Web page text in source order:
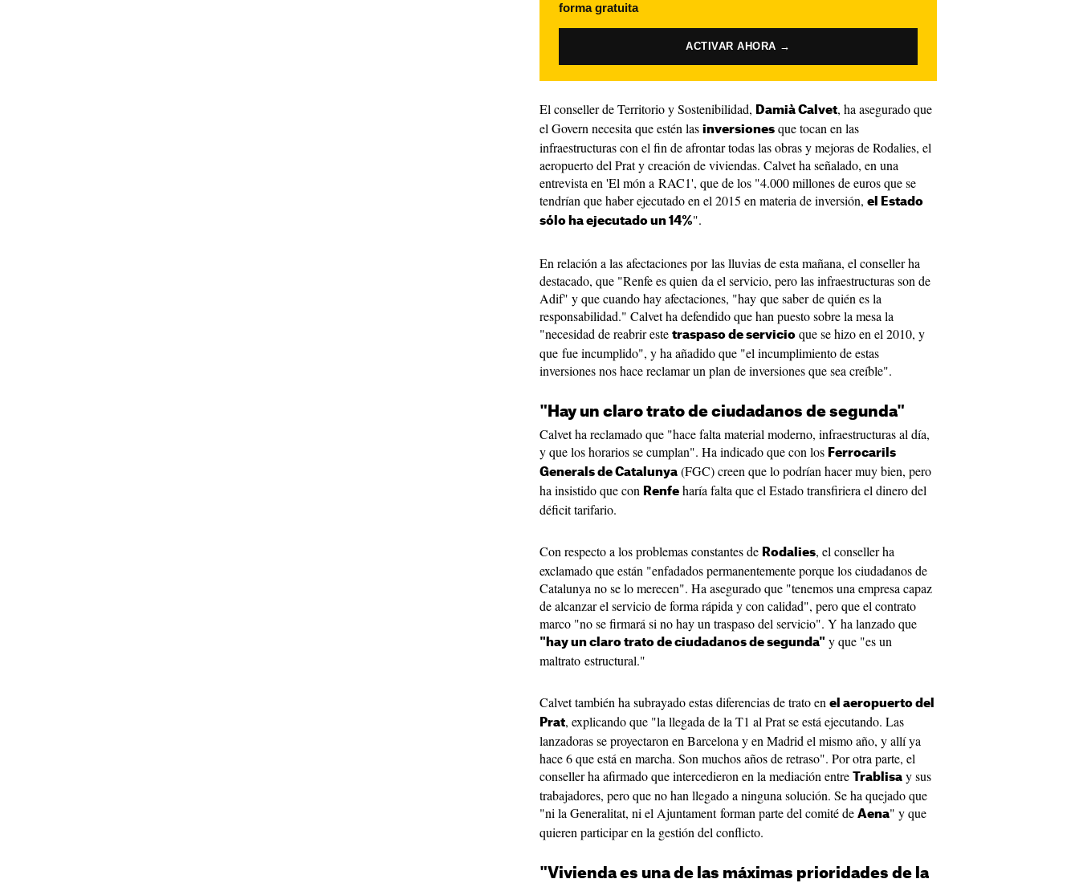
forma gratuita
ACTIVAR AHORA →
El conseller de Territorio y Sostenibilidad, Damià Calvet, ha asegurado que
el Govern necesita que estén las inversiones que tocan en las
infraestructuras con el fin de afrontar todas las obras y mejoras de Rodalies, el
aeropuerto del Prat y creación de viviendas. Calvet ha señalado, en una
entrevista en 'El món a RAC1', que de los "4.000 millones de euros que se
tendrían que haber ejecutado en el 2015 en materia de inversión, el Estado
sólo ha ejecutado un 14%".
En relación a las afectaciones por las lluvias de esta mañana, el conseller ha
destacado, que "Renfe es quien da el servicio, pero las infraestructuras son de
Adif" y que cuando hay afectaciones, "hay que saber de quién es la
responsabilidad." Calvet ha defendido que han puesto sobre la mesa la
"necesidad de reabrir este traspaso de servicio que se hizo en el 2010, y
que fue incumplido", y ha añadido que "el incumplimiento de estas
inversiones nos hace reclamar un plan de inversiones que sea creíble".
"Hay un claro trato de ciudadanos de segunda"
Calvet ha reclamado que "hace falta material moderno, infraestructuras al día,
y que los horarios se cumplan". Ha indicado que con los Ferrocarils
Generals de Catalunya (FGC) creen que lo podrían hacer muy bien, pero
ha insistido que con Renfe haría falta que el Estado transfiriera el dinero del
déficit tarifario.
Con respecto a los problemas constantes de Rodalies, el conseller ha
exclamado que están "enfadados permanentemente porque los ciudadanos de
Catalunya no se lo merecen". Ha asegurado que "tenemos una empresa capaz
de alcanzar el servicio de forma rápida y con calidad", pero que el contrato
marco "no se firmará si no hay un traspaso del servicio". Y ha lanzado que
"hay un claro trato de ciudadanos de segunda" y que "es un
maltrato estructural."
Calvet también ha subrayado estas diferencias de trato en el aeropuerto del
Prat, explicando que "la llegada de la T1 al Prat se está ejecutando. Las
lanzadoras se proyectaron en Barcelona y en Madrid el mismo año, y allí ya
hace 6 que está en marcha. Son muchos años de retraso". Por otra parte, el
conseller ha afirmado que intercedieron en la mediación entre
Trablisa y sus
trabajadores, pero que no han llegado a ninguna solución. Se ha quejado que
"ni la Generalitat, ni el Ajuntament forman parte del comité de Aena" y que
quieren participar en la gestión del conflicto.
"Vivienda es una de las máximas prioridades de la